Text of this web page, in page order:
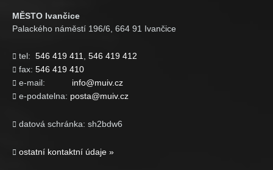
MĚSTO Ivančice
Palackého náměstí 196/6, 664 91 Ivančice
 tel: 546 419 411 546 419 412
 fax: 546 419 410
 e-mail: info@muiv.cz
 e-podatelna: posta@muiv.cz
 datová schránka: sh2bdw6
 ostatní kontaktní údaje »